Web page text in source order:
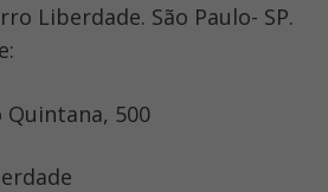
Liberdade. São Paulo- SP.
Quintana, 500